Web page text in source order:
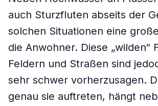
auch Sturzfluten abseits der
solchen Situationen eine
die Anwohner. Diese „wilden“
Feldern und Straßen sind
sehr schwer vorherzusagen.
genau sie auftreten, hängt